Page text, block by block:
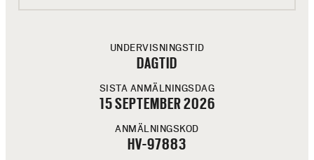
kommunal hälso-och sjukvård, med barn och ungdomar
primärvården arbetar distriktssköterskan också med
telefonrådgivning, och har även egna mottagningar för
inkontinens. Det är också vanligt att distriktssköterskor
arbetar på diabetes- och astmamottagningar. För vissa
områden krävs dock ytterligare kompetenshöjande
UNDERVISNINGSTID
DAGTID
SISTA ANMÄLNINGSDAG
15 SEPTEMBER 2026
ANMÄLNINGSKOD
HV-97883